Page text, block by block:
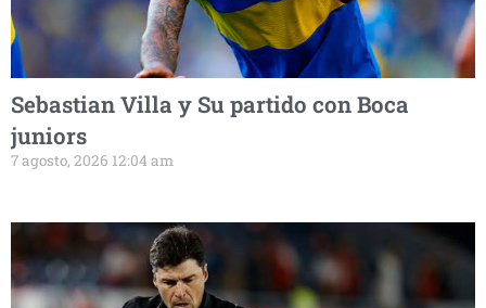
Sebastian Villa y Su partido con Boca
juniors
7 agosto, 2026 12:04 am